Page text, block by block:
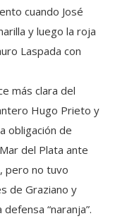
cuando José
y luego la roja
Laspada con
más clara del
Hugo Prieto y
obligación de
del Plata ante
pero no tuvo
de Graziano y
“naranja”.